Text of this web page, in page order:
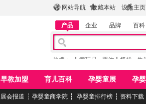
网站导航 收藏本站 设为主页
产品 企业 品牌 百科
热搜： 儿童玩具 婴幼儿奶粉 牛
早教加盟 育儿百科 孕婴童展 孕
展会报道 ┆ 孕婴童商学院 ┆ 孕婴童排行榜 ┆ 资料下载